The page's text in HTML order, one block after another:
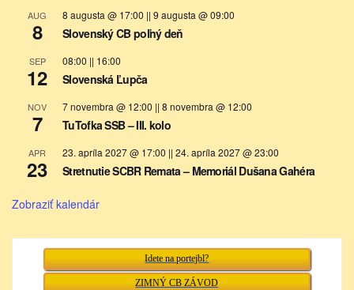
AUG
8
8 augusta @ 17:00 || 9 augusta @ 09:00
Slovenský CB poľný deň
SEP
12
08:00 || 16:00
Slovenská Ľupča
NOV
7
7 novembra @ 12:00 || 8 novembra @ 12:00
TuTofka SSB – III. kolo
APR
23
23. apríla 2027 @ 17:00 || 24. apríla 2027 @ 23:00
Stretnutie SCBR Remata – Memoriál Dušana Gahéra
Zobraziť kalendár
Idete na portejbl?
ZIMNÝ CB ZÁVOD